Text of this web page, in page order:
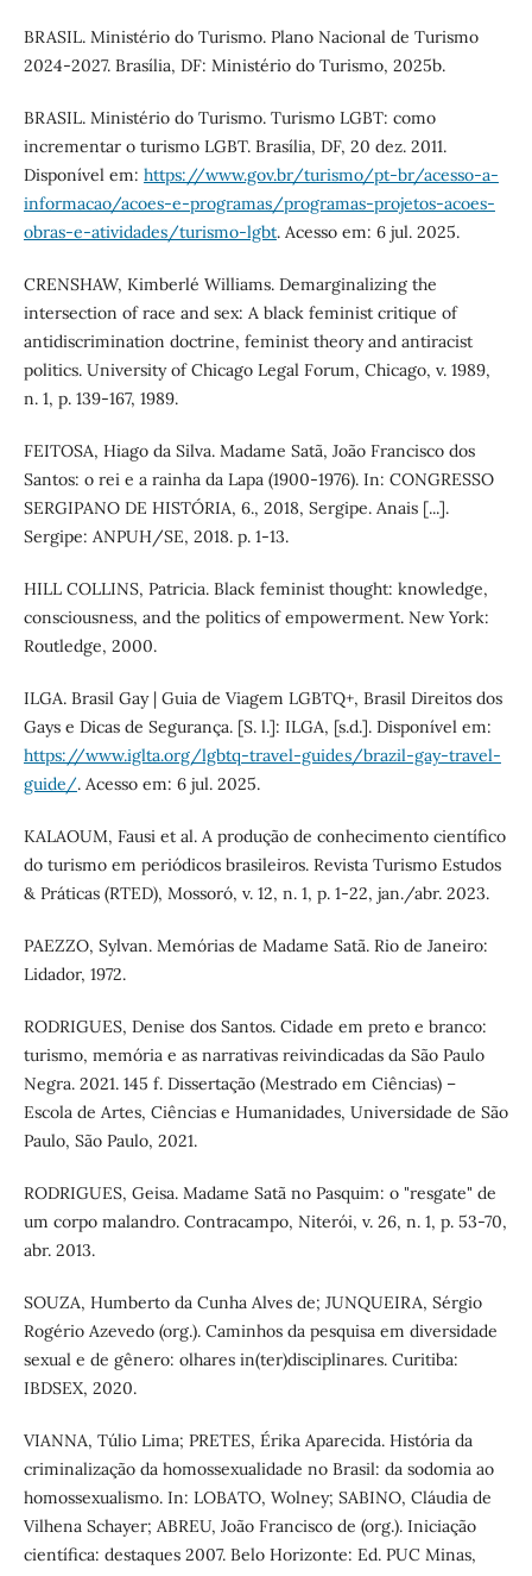
BRASIL. Ministério do Turismo. Plano Nacional de Turismo
2024-2027. Brasília, DF: Ministério do Turismo, 2025b.
BRASIL. Ministério do Turismo. Turismo LGBT: como
incrementar o turismo LGBT. Brasília, DF, 20 dez. 2011.
Disponível em: https://www.gov.br/turismo/pt-br/acesso-a-
informacao/acoes-e-programas/programas-projetos-acoes-
obras-e-atividades/turismo-lgbt. Acesso em: 6 jul. 2025.
CRENSHAW, Kimberlé Williams. Demarginalizing the
intersection of race and sex: A black feminist critique of
antidiscrimination doctrine, feminist theory and antiracist
politics. University of Chicago Legal Forum, Chicago, v. 1989,
n. 1, p. 139-167, 1989.
FEITOSA, Hiago da Silva. Madame Satã, João Francisco dos
Santos: o rei e a rainha da Lapa (1900-1976). In: CONGRESSO
SERGIPANO DE HISTÓRIA, 6., 2018, Sergipe. Anais [...].
Sergipe: ANPUH/SE, 2018. p. 1-13.
HILL COLLINS, Patricia. Black feminist thought: knowledge,
consciousness, and the politics of empowerment. New York:
Routledge, 2000.
ILGA. Brasil Gay | Guia de Viagem LGBTQ+, Brasil Direitos dos
Gays e Dicas de Segurança. [S. l.]: ILGA, [s.d.]. Disponível em:
https://www.iglta.org/lgbtq-travel-guides/brazil-gay-travel-
guide/. Acesso em: 6 jul. 2025.
KALAOUM, Fausi et al. A produção de conhecimento científico
do turismo em periódicos brasileiros. Revista Turismo Estudos
& Práticas (RTED), Mossoró, v. 12, n. 1, p. 1-22, jan./abr. 2023.
PAEZZO, Sylvan. Memórias de Madame Satã. Rio de Janeiro:
Lidador, 1972.
RODRIGUES, Denise dos Santos. Cidade em preto e branco:
turismo, memória e as narrativas reivindicadas da São Paulo
Negra. 2021. 145 f. Dissertação (Mestrado em Ciências) –
Escola de Artes, Ciências e Humanidades, Universidade de São
Paulo, São Paulo, 2021.
RODRIGUES, Geisa. Madame Satã no Pasquim: o "resgate" de
um corpo malandro. Contracampo, Niterói, v. 26, n. 1, p. 53-70,
abr. 2013.
SOUZA, Humberto da Cunha Alves de; JUNQUEIRA, Sérgio
Rogério Azevedo (org.). Caminhos da pesquisa em diversidade
sexual e de gênero: olhares in(ter)disciplinares. Curitiba:
IBDSEX, 2020.
VIANNA, Túlio Lima; PRETES, Érika Aparecida. História da
criminalização da homossexualidade no Brasil: da sodomia ao
homossexualismo. In: LOBATO, Wolney; SABINO, Cláudia de
Vilhena Schayer; ABREU, João Francisco de (org.). Iniciação
científica: destaques 2007. Belo Horizonte: Ed. PUC Minas,